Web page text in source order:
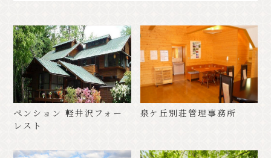
フォトギャラリー
その他の協会員
観光案内所
観光協会について
会議室利⽤希望お申し込み
軽井沢観光会館利⽤お申し込み
バナー広告案内
お問い合わせ
プライバシーポリシー
ペンション 軽井沢フォー
レスト
泉ケ丘別荘管理事務所